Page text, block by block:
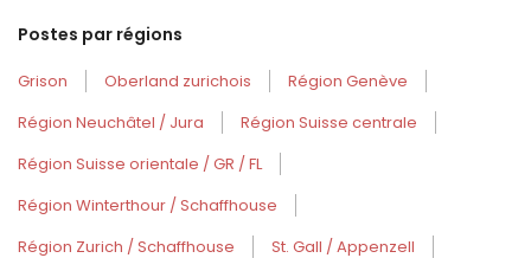
Postes par régions
Grison Oberland zurichois
Région Genève
Région Neuchâtel / Jura
Région Suisse centrale
Région Suisse orientale / GR / FL
Région Winterthour / Schaffhouse
Région Zurich / Schaffhouse
St. Gall / Appenzell